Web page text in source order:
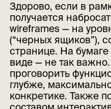
Здорово, если в
получается
wireframes — на
(“черных ящиков”),
странице. На
виде — не так
проговорить
глубже,
конкретике. Также